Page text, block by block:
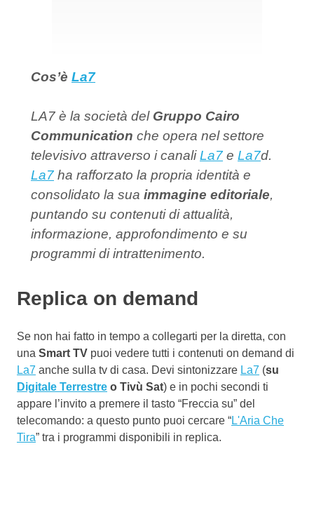
Cos’è La7
LA7 è la società del Gruppo Cairo
Communication che opera nel settore
televisivo attraverso i canaliLa7 e La7d.
La7 ha rafforzato la propria identità e
consolidato la sua immagine editoriale,
puntando su contenuti di attualità,
informazione, approfondimento e su
programmi di intrattenimento.
Replica on demand
Se non hai fatto in tempo a collegarti per la diretta, con
una Smart TV puoi vedere tutti i contenuti on demand di
La7 anche sulla tv di casa. Devi sintonizzare La7 (su
Digitale Terrestre o Tivù Sat) e in pochi secondi ti
appare l’invito a premere il tasto “Freccia su” del
telecomando: a questo punto puoi cercare “L'Aria Che
Tira” tra i programmi disponibili in replica.